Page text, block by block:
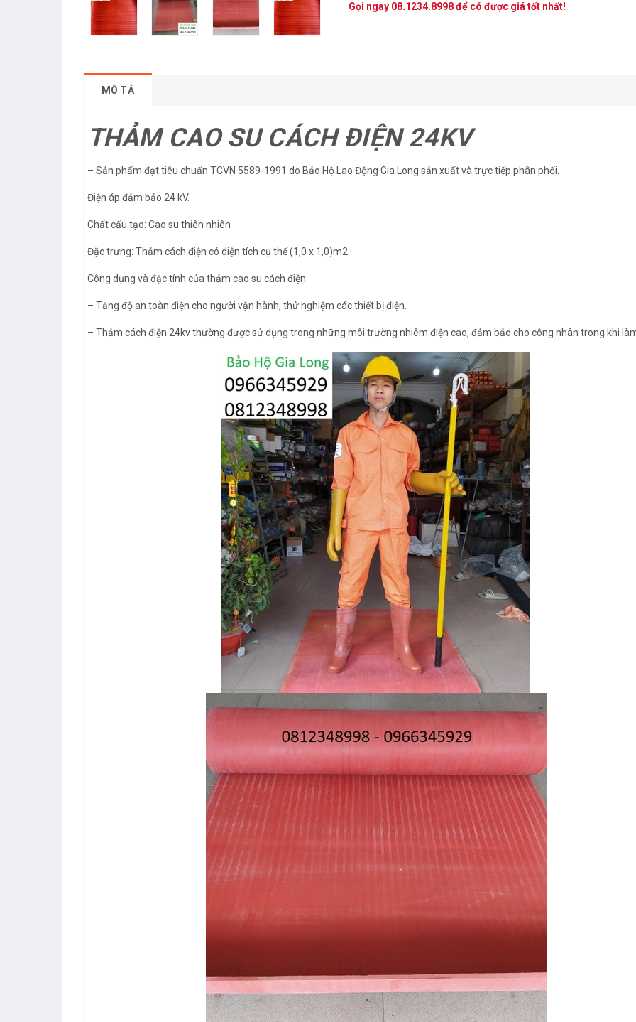
Gọi ngay 08.1234.8998để có được giá tốt nhất!
MÔ TẢ
THẢM CAO SU CÁCH ĐIỆN 24KV
– Sản phẩm đạt tiêu chuẩn TCVN 5589-1991 do Bảo Hộ Lao Động Gia Long sản xuất và trực tiếp phân phối.
Điện áp đảm bảo 24 kV.
Chất cấu tạo: Cao su thiên nhiên
Đặc trưng: Thảm cách điện có diện tích cụ thể (1,0 x 1,0)m2.
Công dụng và đặc tính của thảm cao su cách điện:
– Tăng độ an toàn điện cho người vận hành, thử nghiệm các thiết bị điện.
– Thảm cách điện 24kv thường được sử dụng trong những môi trường nhiêm điện cao, đảm bảo cho công nhân trong khi